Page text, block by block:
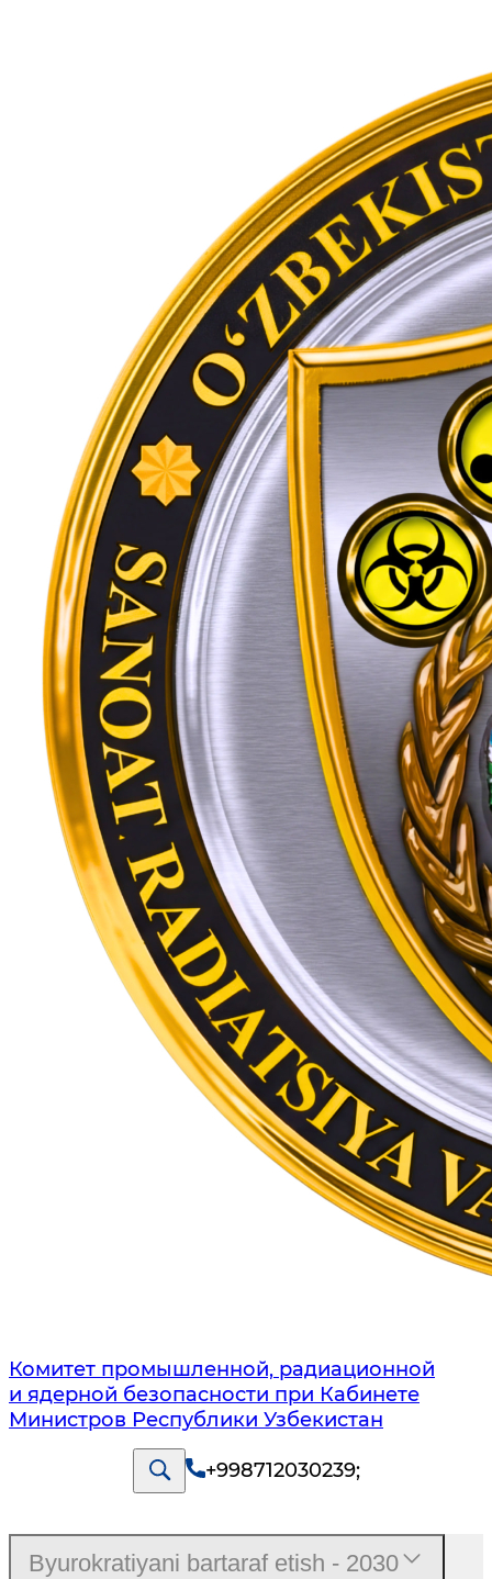
Комитет промышленной, радиационной
и ядерной безопасности при Кабинете
Министров Республики Узбекистан
+998712030239;
Byurokratiyani bartaraf etish - 2030